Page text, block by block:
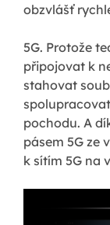
obzvlášť
5G. Protože
připojovat k
stahovat
pochodu. A
pásem 5G ze
k sítím 5G na